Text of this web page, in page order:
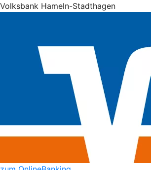
Volksbank Hameln-Stadthagen